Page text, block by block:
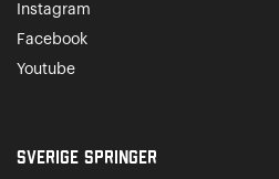
Instagram
Facebook
Youtube
Sverige Springer